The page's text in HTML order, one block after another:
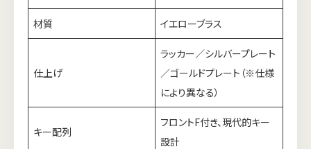
材質 イエローブラス
仕上げ
ラッカー／シルバープレート
／ゴールドプレート（※仕様
により異なる）
キー配列
フロントF付き、現代的キー
設計